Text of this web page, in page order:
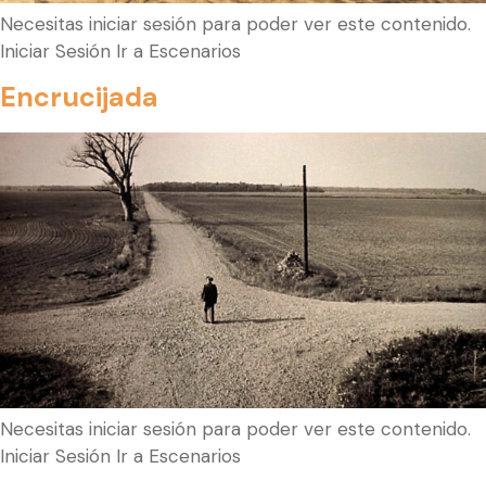
Necesitas iniciar sesión para poder ver este contenido.
Iniciar Sesión Ir a Escenarios
Encrucijada
Necesitas iniciar sesión para poder ver este contenido.
Iniciar Sesión Ir a Escenarios